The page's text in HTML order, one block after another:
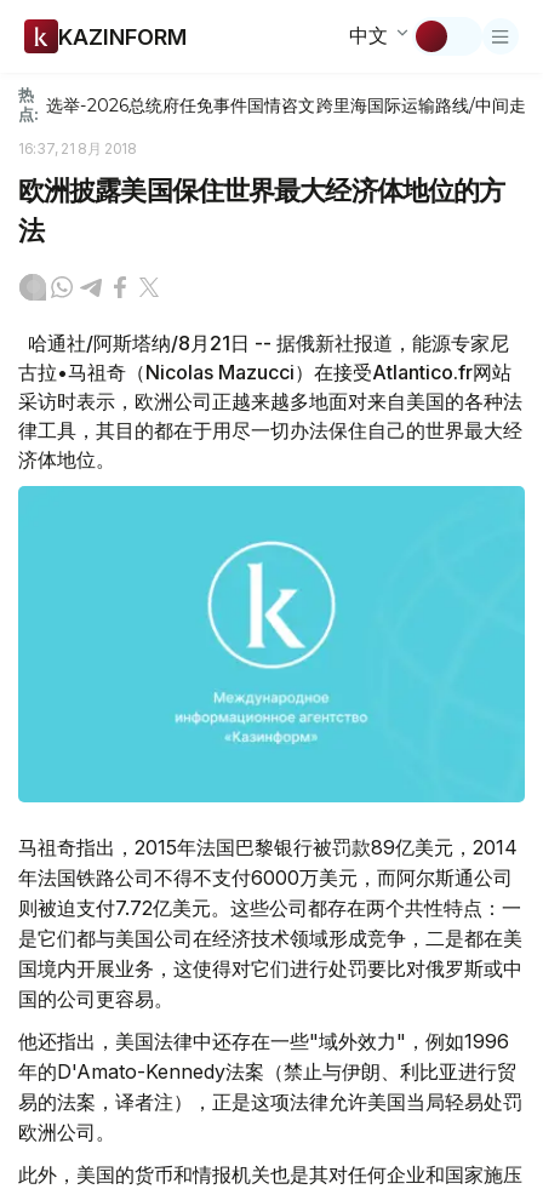
KAZINFORM 中文
热
点: 选举-2026总统府任免事件国情咨文跨里海国际运输路线/中间走廊
16:37, 21 8月 2018
欧洲披露美国保住世界最大经济体地位的方
法
哈通社/阿斯塔纳/8月21日 -- 据俄新社报道，能源专家尼
古拉•马祖奇（Nicolas Mazucci）在接受Atlantico.fr网站
采访时表示，欧洲公司正越来越多地面对来自美国的各种法
律工具，其目的都在于用尽一切办法保住自己的世界最大经
济体地位。
马祖奇指出，2015年法国巴黎银行被罚款89亿美元，2014
年法国铁路公司不得不支付6000万美元，而阿尔斯通公司
则被迫支付7.72亿美元。这些公司都存在两个共性特点：一
是它们都与美国公司在经济技术领域形成竞争，二是都在美
国境内开展业务，这使得对它们进行处罚要比对俄罗斯或中
国的公司更容易。
他还指出，美国法律中还存在一些"域外效力"，例如1996
年的D'Amato-Kennedy法案（禁止与伊朗、利比亚进行贸
易的法案，译者注），正是这项法律允许美国当局轻易处罚
欧洲公司。
此外，美国的货币和情报机关也是其对任何企业和国家施压